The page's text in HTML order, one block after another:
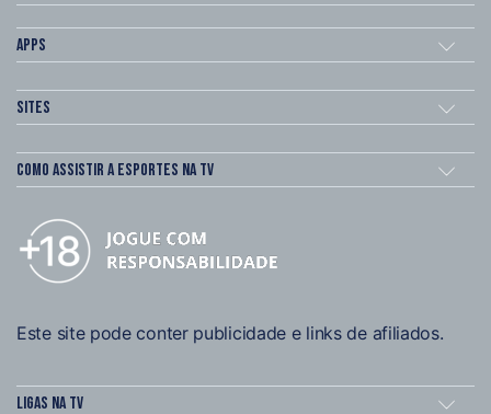
Apps
Sites
Como assistir a esportes na TV
Este site pode conter publicidade e links de afiliados.
Ligas na TV